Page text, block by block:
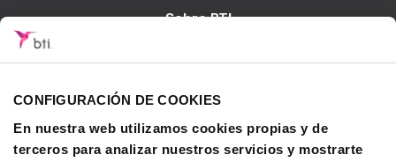
CONFIGURACIÓN DE COOKIES
En nuestra web utilizamos cookies propias y de
terceros para analizar nuestros servicios y mostrarte
Sobre BTI
Investigación
Formación - BTI Training Center
Canal Audiovisual BTI Channel